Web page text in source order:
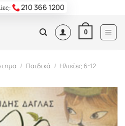
210 366 1200
0
/ Παιδικά / Ηλικίες 6-12